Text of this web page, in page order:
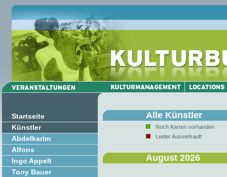
Startseite
Künstler
Abdelkarim
Alfons
Ingo Appelt
Tony Bauer
Alle Künstler
Noch Karten vorhanden
Leider Ausverkauft
August 2026